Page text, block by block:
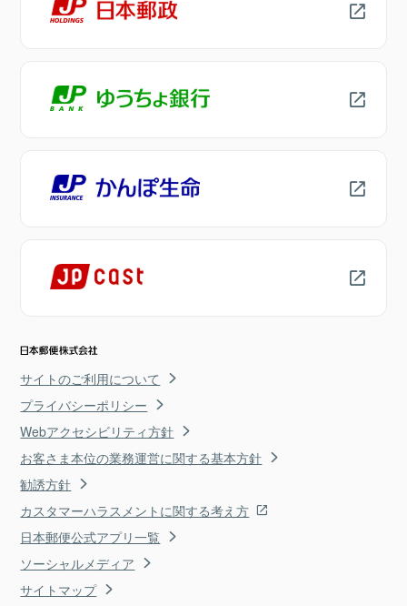
サイトのご利用について
プライバシーポリシー
Webアクセシビリティ方針
お客さま本位の業務運営に関する基本方針
勧誘方針
カスタマーハラスメントに関する考え方
日本郵便公式アプリ一覧
ソーシャルメディア
サイトマップ